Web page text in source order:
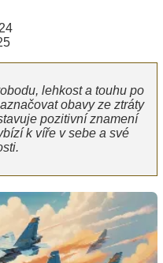
lehkost a touhu po
obavy ze ztráty
pozitivní znamení
k víře v sebe a své